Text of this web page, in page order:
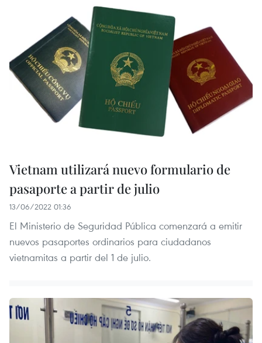
Vietnam utilizará nuevo formulario de
pasaporte a partir de julio
13/06/2022 01:36
El Ministerio de Seguridad Pública comenzará a emitir
nuevos pasaportes ordinarios para ciudadanos
vietnamitas a partir del 1 de julio.